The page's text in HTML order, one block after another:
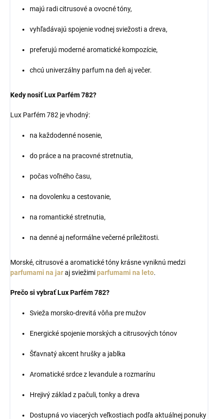
majú radi citrusové a ovocné tóny,
vyhľadávajú spojenie vodnej sviežosti a dreva,
preferujú moderné aromatické kompozície,
chcú univerzálny parfum na deň aj večer.
Kedy nosiť Lux Parfém 782?
Lux Parfém 782 je vhodný:
na každodenné nosenie,
do práce a na pracovné stretnutia,
počas voľného času,
na dovolenku a cestovanie,
na romantické stretnutia,
na denné aj neformálne večerné príležitosti.
Morské, citrusové a aromatické tóny krásne vyniknú medzi
parfumami na jaraj sviežimiparfumami na leto.
Prečo si vybrať Lux Parfém 782?
Svieža morsko-drevitá vôňa pre mužov
Energické spojenie morských a citrusových tónov
Šťavnatý akcent hrušky a jablka
Aromatické srdce z levandule a rozmarínu
Hrejivý základ z pačuli, tonky a dreva
Dostupná vo viacerých veľkostiach podľa aktuálnej ponuky